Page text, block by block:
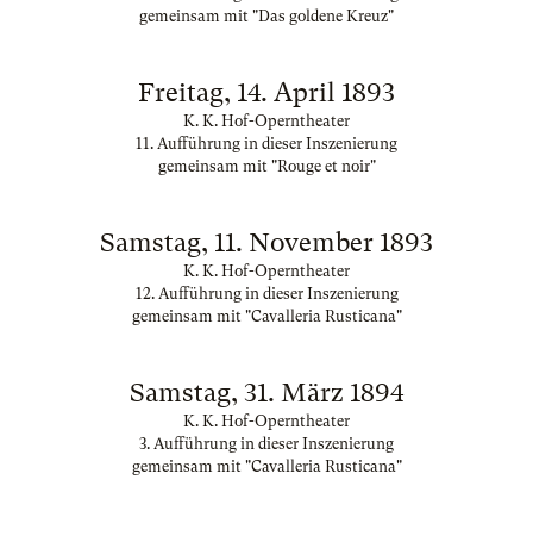
gemeinsam mit "Das goldene Kreuz"
Freitag, 14. April 1893
K. K. Hof-Operntheater
11. Aufführung in dieser Inszenierung
gemeinsam mit "Rouge et noir"
Samstag, 11. November 1893
K. K. Hof-Operntheater
12. Aufführung in dieser Inszenierung
gemeinsam mit "Cavalleria Rusticana"
Samstag, 31. März 1894
K. K. Hof-Operntheater
3. Aufführung in dieser Inszenierung
gemeinsam mit "Cavalleria Rusticana"